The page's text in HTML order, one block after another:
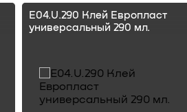
E04.U.290 Клей Европласт
универсальный 290 мл.